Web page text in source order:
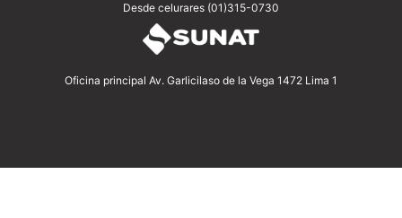
Desde celurares (01)315-0730
Oficina principal Av. Garlicilaso de la Vega 1472 Lima 1